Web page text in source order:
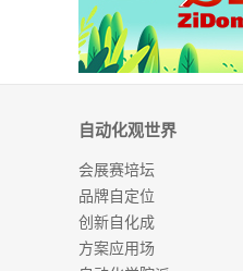
自动化观世界
会展赛培坛
品牌自定位
创新自化成
方案应用场